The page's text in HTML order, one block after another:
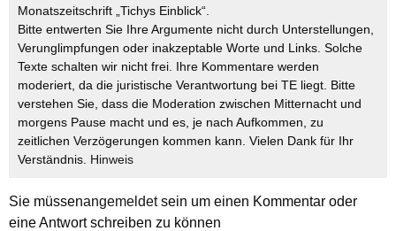
Monatszeitschrift „Tichys Einblick“.
Bitte entwerten Sie Ihre Argumente nicht durch Unterstellungen,
Verunglimpfungen oder inakzeptable Worte und Links. Solche
Texte schalten wir nicht frei. Ihre Kommentare werden
moderiert, da die juristische Verantwortung bei TE liegt. Bitte
verstehen Sie, dass die Moderation zwischen Mitternacht und
morgens Pause macht und es, je nach Aufkommen, zu
zeitlichen Verzögerungen kommen kann. Vielen Dank für Ihr
Verständnis. Hinweis
Sie müssenangemeldetsein um einen Kommentar oder
eine Antwort schreiben zu können